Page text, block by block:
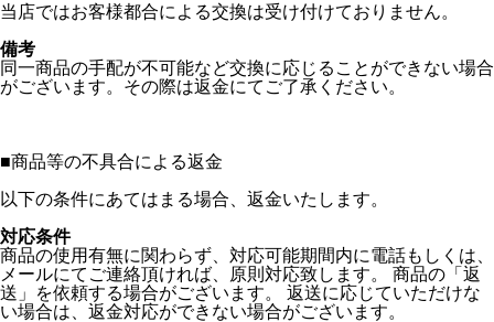
当店ではお客様都合による交換は受け付けておりません。
備考
同一商品の手配が不可能など交換に応じることができない場合
がございます。その際は返金にてご了承ください。
■商品等の不具合による返金
以下の条件にあてはまる場合、返金いたします。
対応条件
商品の使用有無に関わらず、対応可能期間内に電話もしくは、
メールにてご連絡頂ければ、原則対応致します。 商品の「返
送」を依頼する場合がございます。 返送に応じていただけな
い場合は、返金対応ができない場合がございます。